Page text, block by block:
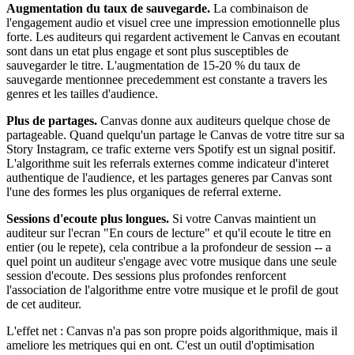
Augmentation du taux de sauvegarde. La combinaison de
l'engagement audio et visuel cree une impression emotionnelle plus
forte. Les auditeurs qui regardent activement le Canvas en ecoutant
sont dans un etat plus engage et sont plus susceptibles de
sauvegarder le titre. L'augmentation de 15-20 % du taux de
sauvegarde mentionnee precedemment est constante a travers les
genres et les tailles d'audience.
Plus de partages. Canvas donne aux auditeurs quelque chose de
partageable. Quand quelqu'un partage le Canvas de votre titre sur sa
Story Instagram, ce trafic externe vers Spotify est un signal positif.
L'algorithme suit les referrals externes comme indicateur d'interet
authentique de l'audience, et les partages generes par Canvas sont
l'une des formes les plus organiques de referral externe.
Sessions d'ecoute plus longues. Si votre Canvas maintient un
auditeur sur l'ecran "En cours de lecture" et qu'il ecoute le titre en
entier (ou le repete), cela contribue a la profondeur de session -- a
quel point un auditeur s'engage avec votre musique dans une seule
session d'ecoute. Des sessions plus profondes renforcent
l'association de l'algorithme entre votre musique et le profil de gout
de cet auditeur.
L'effet net : Canvas n'a pas son propre poids algorithmique, mais il
ameliore les metriques qui en ont. C'est un outil d'optimisation